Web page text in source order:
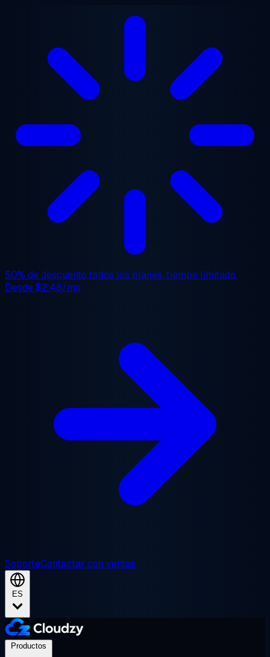
50% de descuento todos los planes, tiempo limitado.
Desde$2.48/mo
SoporteContactar con ventas
ES